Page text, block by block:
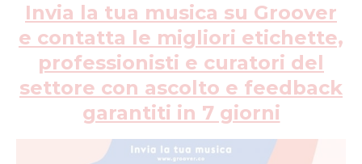
Invia la tua musica su Groover
e contatta le migliori etichette,
professionisti e curatori del
settore con ascolto e feedback
garantiti in 7 giorni